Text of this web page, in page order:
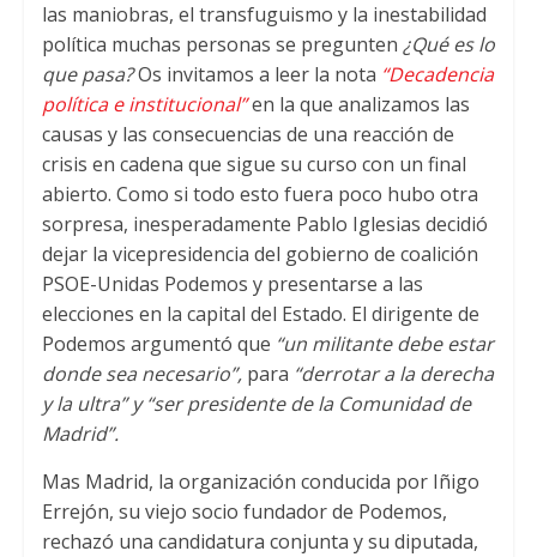
las maniobras, el transfuguismo y la inestabilidad
política muchas personas se pregunten ¿Qué es lo
que pasa?Os invitamos a leer la nota “Decadencia
política e institucional”en la que analizamos las
causas y las consecuencias de una reacción de
crisis en cadena que sigue su curso con un final
abierto. Como si todo esto fuera poco hubo otra
sorpresa, inesperadamente Pablo Iglesias decidió
dejar la vicepresidencia del gobierno de coalición
PSOE-Unidas Podemos y presentarse a las
elecciones en la capital del Estado. El dirigente de
Podemos argumentó que “un militante debe estar
donde sea necesario”, para “derrotar a la derecha
y la ultra” y “ser presidente de la Comunidad de
Madrid”.
Mas Madrid, la organización conducida por Iñigo
Errejón, su viejo socio fundador de Podemos,
rechazó una candidatura conjunta y su diputada,